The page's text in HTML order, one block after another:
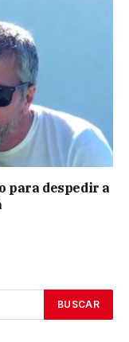
para despedir a